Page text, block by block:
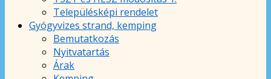
Településképi rendelet
Gyógyvizes strand, kemping
Bemutatkozás
Nyitvatartás
Árak